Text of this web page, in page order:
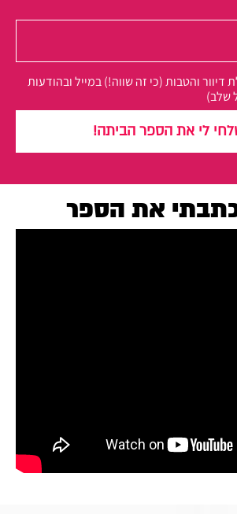
והטבות (כי זה שווה!) במייל ובהודעות
שלב)
לי את הספר הביתה!
את הספר